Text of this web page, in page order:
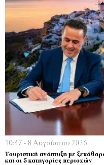
10:47 - 8 Αυγούστου 2026
Τουριστική ανάπτυξη με
και οι 5 κατηγορίες περιοχών